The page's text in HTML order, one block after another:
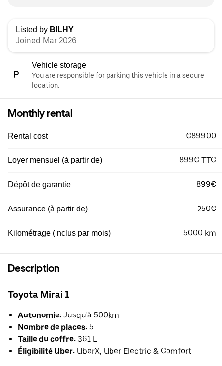
Listed by BILHY
Joined Mar 2026
Vehicle storage
You are responsible for parking this vehicle in a secure
location.
Monthly rental
Rental cost €899.00
Loyer mensuel (à partir de) 899€ TTC
Dépôt de garantie 899€
Assurance (à partir de) 250€
Kilométrage (inclus par mois) 5000 km
Description
Toyota Mirai 1
Autonomie: Jusqu'à 500km
Nombre de places: 5
Taille du coffre: 361 L
Éligibilité Uber: UberX, Uber Electric & Comfort